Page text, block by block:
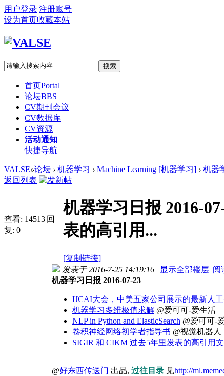
用户登录 注册账号
设为首页收藏本站
搜索
首页Portal
论坛BBS
CV期刊会议
CV数据库
CV资源
活动通知
快捷导航
VALSE»论坛 › 机器学习 › Machine Learning [机器学习] › 机器
返回列表
查看: 14513|回
复: 0
机器学习日报 2016-
表的高引用...
[复制链接]
发表于 2016-7-25 14:19:16 | 显示全部楼层 |阅
机器学习日报 2016-07-23
IJCAI大会，中美五家公司展示的最新人
机器学习多维极值求解 @爱可可-爱生活
NLP in Python and ElasticSearch @爱可可-
卷积神经网络初学者指导书 @视觉机器人
SIGIR 和 CIKM 过去5年里发表的高引用
@好东西传送门 出品, 过往目录 见http://